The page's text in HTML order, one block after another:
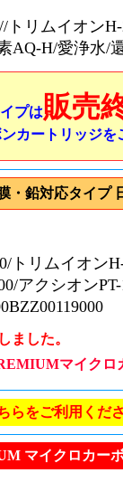
トリムイオン
H/愛浄水/
プは販売
カートリッジを
・鉛対応タイプ
トリムイオン
アクシオン
ました。
マイクロ
らをご利用くだ
マイクロカー